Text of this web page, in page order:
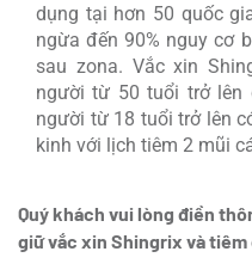
dụng tại hơn 50 quốc
ngừa đến 90% nguy cơ
sau zona. Vắc xin
người từ 50 tuổi trở lên
người từ 18 tuổi trở lên
kinh với lịch tiêm 2 mũi
Quý khách vui lòng điền
giữ vắc xin Shingrix và